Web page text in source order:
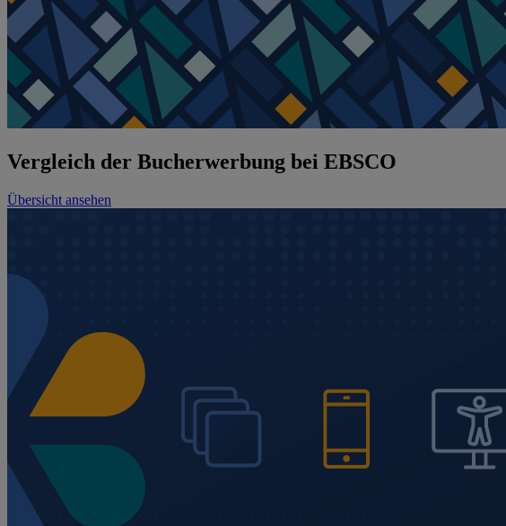
Vergleich der Bucherwerbung bei EBSCO
Übersicht ansehen